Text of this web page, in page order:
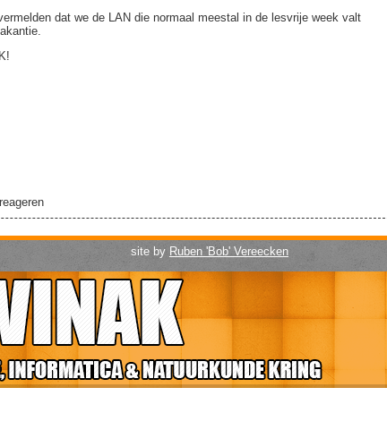
dat we de LAN die normaal meestal in de lesvrije week valt
site by Ruben 'Bob' Vereecken